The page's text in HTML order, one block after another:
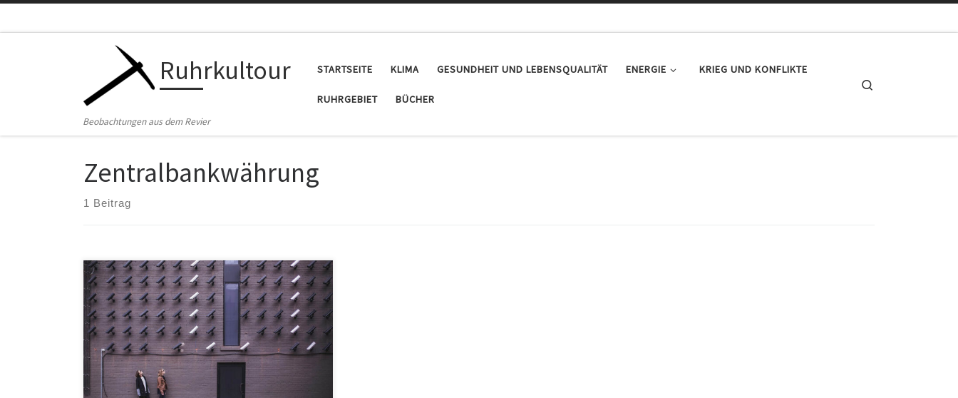
Ruhrkultour
Beobachtungen aus dem Revier
STARTSEITE KLIMA GESUNDHEIT UND LEBENSQUALITÄT ENERGIE KRIEG UND KONFLIKTE
RUHRGEBIET BÜCHER
Zentralbankwährung
1 Beitrag
Die Ukraine ist mit der App Diia Meister der digitalen
Identität, sagt iPhoneSoft.